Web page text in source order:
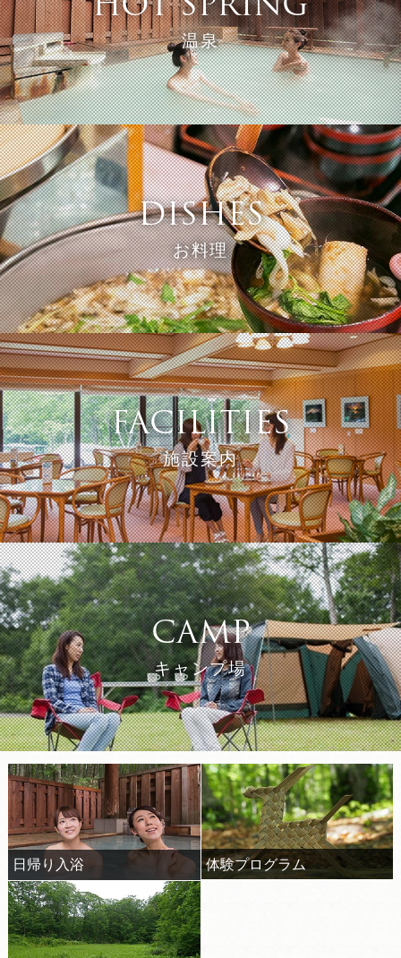
HOT SPRING
温泉
DISHES
お料理
ご夕食 お子様料理 朝食
FACILITIES
施設案内
館内施設 屋外施設
CAMP
キャンプ場
日帰り入浴 体験プログラム